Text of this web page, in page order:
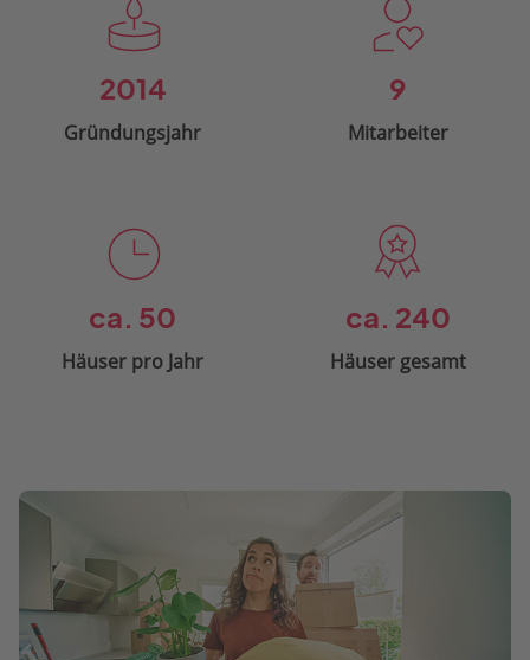
2014
Gründungsjahr
9
Mitarbeiter
ca. 50
Häuser pro Jahr
ca. 240
Häuser gesamt